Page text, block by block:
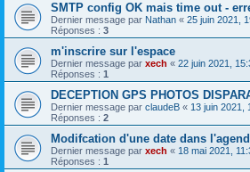
SMTP config OK mais time out -
Dernier message par Nathan « 25 juin 2021,
Réponses : 3
m'inscrire sur l'espace
Dernier message par xech « 22 juin 2021,
Réponses : 1
DECEPTION GPS PHOTOS
Dernier message par claudeB « 13 juin 2021,
Réponses : 2
Modifcation d'une date dans
Dernier message par xech « 18 mai 2021,
Réponses : 1